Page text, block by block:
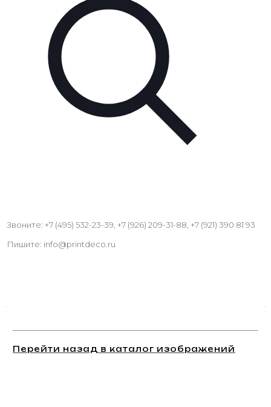
Звоните: +7 (495) 532-23-39, +7 (926) 209-31-88, +7 (921) 390 81 93
Пишите: info@printdeco.ru
Перейти назад в каталог изображений